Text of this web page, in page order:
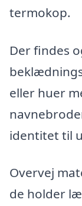
termokop.
Der findes
eller huer
identitet til
Overvej
de holder